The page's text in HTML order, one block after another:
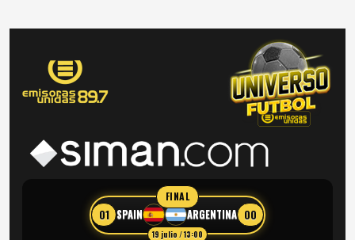
FINAL
01 SPAIN ARGENTINA 00
19 julio / 13:00